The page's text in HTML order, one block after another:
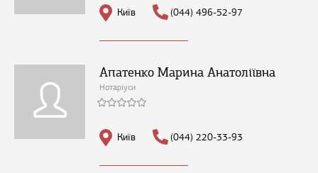
Київ (044) 496-52-97
Апатенко Марина Анатоліївна
Нотаріуси
Київ (044) 220-33-93